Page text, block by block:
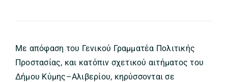
Με απόφαση του Γενικού Γραμματέα Πολιτικής
Προστασίας, και κατόπιν σχετικού αιτήματος του
Δήμου Κύμης–Αλιβερίου, κηρύσσονται σε